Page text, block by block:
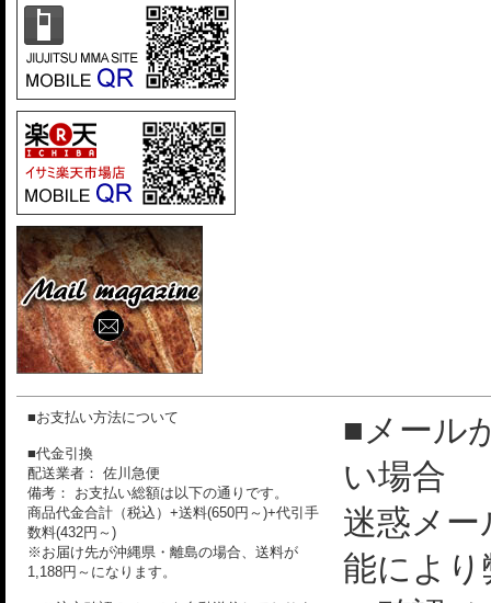
■お支払い方法について
■代金引換
配送業者： 佐川急便
備考： お支払い総額は以下の通りです。
商品代金合計（税込）+送料(650円～)+代引手
数料(432円～)
※お届け先が沖縄県・離島の場合、送料が
1,188円～になります。
■メール
い場合
迷惑メー
能によ